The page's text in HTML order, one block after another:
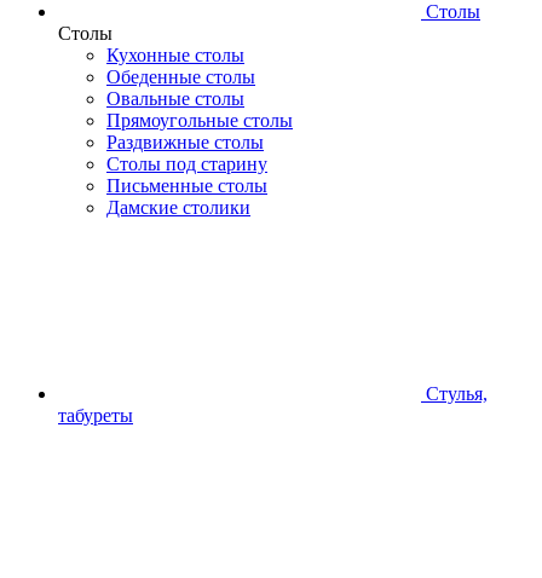
Столы
Столы
Кухонные столы
Обеденные столы
Овальные столы
Прямоугольные столы
Раздвижные столы
Столы под старину
Письменные столы
Дамские столики
Стулья,
табуреты